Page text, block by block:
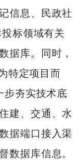
信息、民政社
标领域有关
据库。同时，
特定项目而
步夯实技术底
建、交通、水
据端口接入渠
数据库信息。